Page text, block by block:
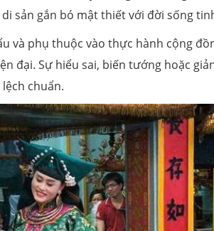
sản gắn bó mật thiết với đời sống
và phụ thuộc vào thực hành cộng
đại. Sự hiểu sai, biến tướng hoặc
chuẩn.